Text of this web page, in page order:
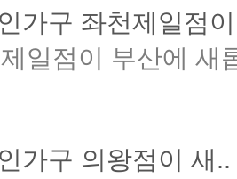
가구 좌천제일점
일점이 부산에 새
가구 의왕점이 새..